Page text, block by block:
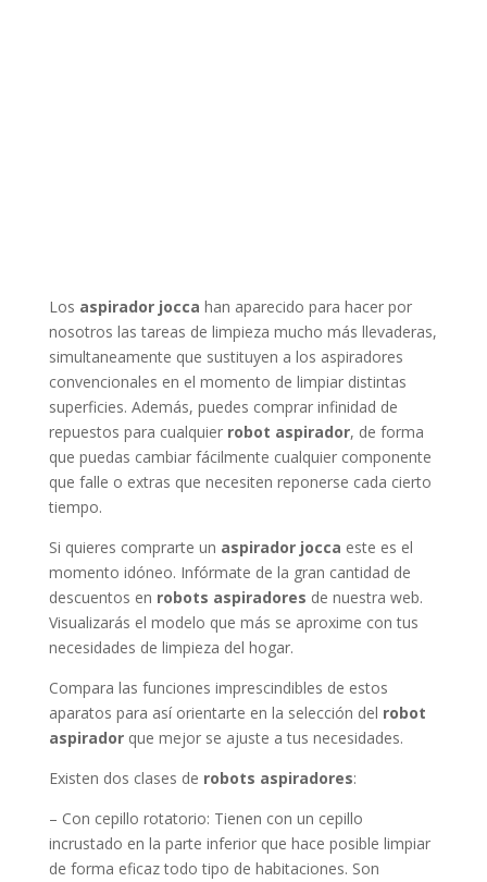
Los aspirador jocca han aparecido para hacer por
nosotros las tareas de limpieza mucho más llevaderas,
simultaneamente que sustituyen a los aspiradores
convencionales en el momento de limpiar distintas
superficies. Además, puedes comprar infinidad de
repuestos para cualquier robot aspirador, de forma
que puedas cambiar fácilmente cualquier componente
que falle o extras que necesiten reponerse cada cierto
tiempo.
Si quieres comprarte un aspirador jocca este es el
momento idóneo. Infórmate de la gran cantidad de
descuentos en robots aspiradores de nuestra web.
Visualizarás el modelo que más se aproxime con tus
necesidades de limpieza del hogar.
Compara las funciones imprescindibles de estos
aparatos para así orientarte en la selección del robot
aspiradorque mejor se ajuste a tus necesidades.
Existen dos clases de robots aspiradores:
– Con cepillo rotatorio: Tienen con un cepillo
incrustado en la parte inferior que hace posible limpiar
de forma eficaz todo tipo de habitaciones. Son